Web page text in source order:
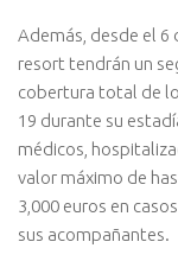
Además, desde el
resort tendrán un
cobertura total de
19 durante su
médicos,
valor máximo de
3,000 euros en
sus acompañantes.